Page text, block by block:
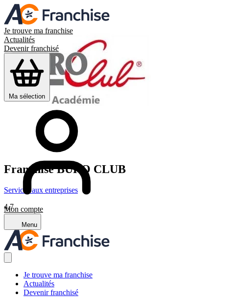
Je trouve ma franchise
Actualités
Devenir franchisé
Ma sélection
Mon compte
Menu
Je trouve ma franchise
Actualités
Devenir franchisé
Franchise BURO CLUB
Services aux entreprises
4,7